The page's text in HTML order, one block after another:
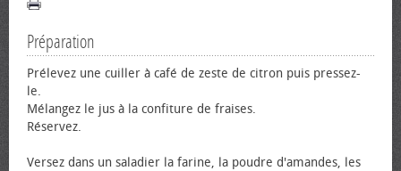
Préparation
Prélevez une cuiller à café de zeste de citron puis pressez-
le.
Mélangez le jus à la confiture de fraises.
Réservez.
Versez dans un saladier la farine, la poudre d'amandes, les